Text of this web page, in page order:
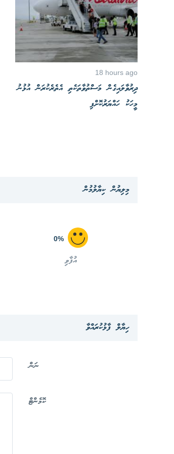
18 hours ago
ދިރުވާލައިގެން މަސްތުވާތަކެތި އެތެރެކުރަން އުޅުނު
މީހަކު ހައްޔަރުކޮށްފި
މިލިޔުން ކިޔާލުމުން
0%
އުފާވި
ހިޔާލް ފާޅުކުރައްވާ
ނަން
ކޮމެންޓް